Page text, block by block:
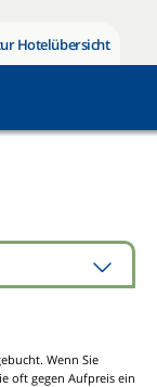
Hotelübersicht
Wenn Sie
oft gegen Aufpreis ein